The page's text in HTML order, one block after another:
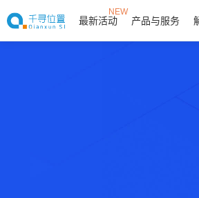
最新活动
NEW
产品与服务